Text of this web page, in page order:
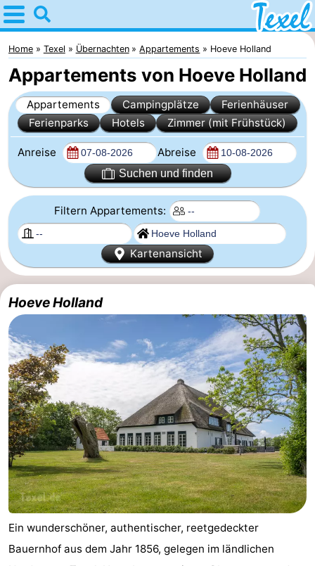
Home
Texel
Tipps
Für
-
Den
Burg
-
Den
Hoorn
De
Cocksdorp
-
De
Koog
-
Oudeschild
-
De
Waal
-
Oosterend
Natur
Schönste
Aussichtspunkte
Übernachten
Appartements
-
Bosch
-
Home Texel Übernachten Appartements Hoeve Holland
Appartements von Hoeve Holland
Appartements Campingplätze
Ferienhäuser
Ferienparks
Hotels Zimmer (mit Frühstück)
Anreise Abreise
Suchen und finden
Filtern Appartements:
Kartenansicht
Hoeve Holland
Ein wunderschöner, authentischer, reetgedeckter
Bauernhof aus dem Jahr 1856, gelegen im ländlichen